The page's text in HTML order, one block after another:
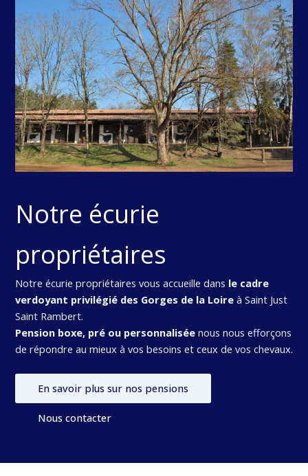
Notre écurie
propriétaires
Notre écurie propriétaires vous accueille dans le cadre
verdoyant privilégié des Gorges de la Loireà Saint Just
Saint Rambert.
Pension boxe, pré ou personnaliséenous nous efforçons
de répondre au mieux à vos besoins et ceux de vos chevaux.
En savoir plus sur nos pensions
Nous contacter